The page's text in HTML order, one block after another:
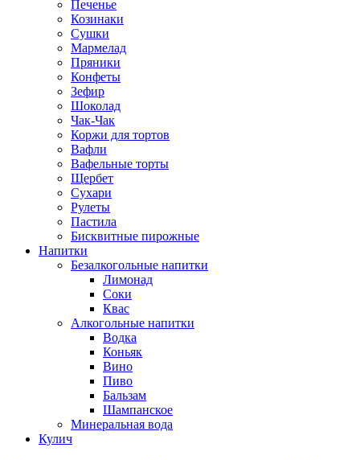
Печенье
Козинаки
Сушки
Мармелад
Пряники
Конфеты
Зефир
Шоколад
Чак-Чак
Коржи для тортов
Вафли
Вафельные торты
Щербет
Сухари
Рулеты
Пастила
Бисквитные пирожные
Напитки
Безалкогольные напитки
Лимонад
Соки
Квас
Алкогольные напитки
Водка
Коньяк
Вино
Пиво
Бальзам
Шампанское
Минеральная вода
Кулич